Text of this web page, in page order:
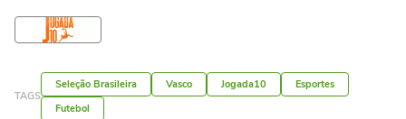
TAGS
Seleção Brasileira Vasco Jogada10
Esportes
Futebol